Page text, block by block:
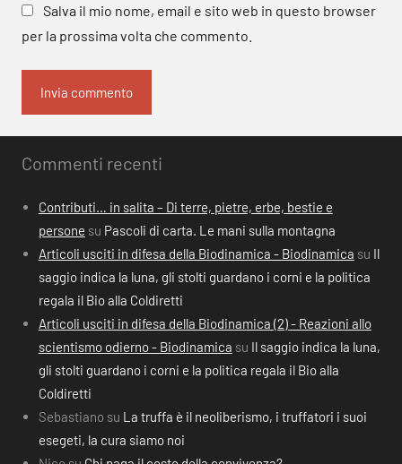
Salva il mio nome, email e sito web in questo browser
per la prossima volta che commento.
Commenti recenti
Contributi… in salita – Di terre, pietre, erbe, bestie e
persone su Pascoli di carta. Le mani sulla montagna
Articoli usciti in difesa della Biodinamica - Biodinamica su Il
saggio indica la luna, gli stolti guardano i corni e la politica
regala il Bio alla Coldiretti
Articoli usciti in difesa della Biodinamica (2) - Reazioni allo
scientismo odierno - Biodinamica su Il saggio indica la luna,
gli stolti guardano i corni e la politica regala il Bio alla
Coldiretti
Sebastiano su La truffa è il neoliberismo, i truffatori i suoi
esegeti, la cura siamo noi